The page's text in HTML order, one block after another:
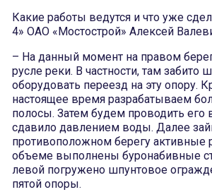
Какие работы ведутся и что уже
4» ОАО «Мостострой» Алексей
– На данный момент на правом
русле реки. В частности, там
оборудовать переезд на эту опору.
настоящее время разрабатываем
полосы. Затем будем проводить его
сдавило давлением воды. Далее
противоположном берегу активные
объеме выполнены буронабивные
левой погружено шпунтовое
пятой опоры.